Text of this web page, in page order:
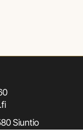
Siuntio